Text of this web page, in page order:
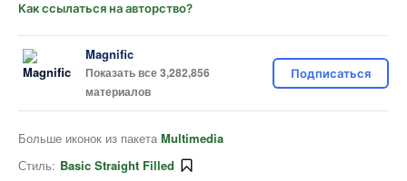
Как ссылаться на авторство?
Magnific
Показать все 3,282,856
материалов
Подписаться
Больше иконок из пакета Multimedia
Стиль: Basic Straight Filled